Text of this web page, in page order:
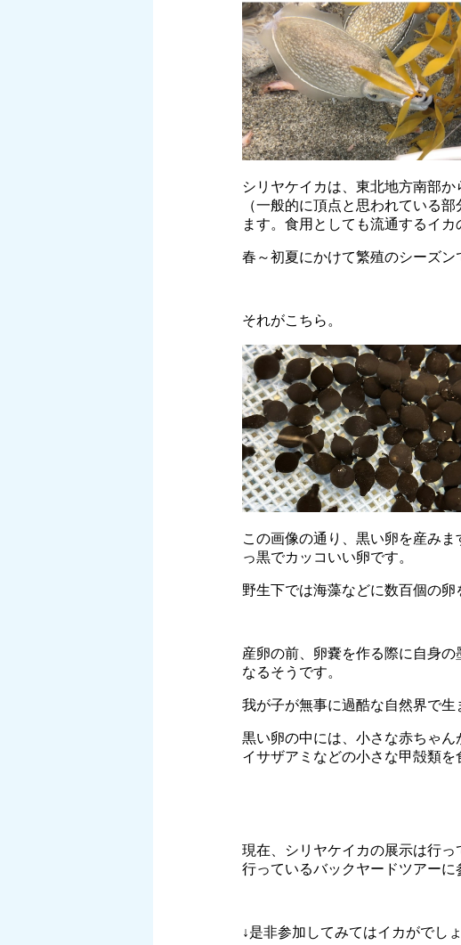
シリヤケイカは、東北地方南部
（一般的に頂点と思われている
ます。食用としても流通するイカ
春～初夏にかけて繁殖のシーズン
それがこちら。
この画像の通り、黒い卵を産み
っ黒でカッコいい卵です。
野生下では海藻などに数百個の
産卵の前、卵嚢を作る際に自身
なるそうです。
我が子が無事に過酷な自然界で生
黒い卵の中には、小さな赤ちゃ
イサザアミなどの小さな甲殻類を
現在、シリヤケイカの展示は行
行っているバックヤードツアー
↓是非参加してみてはイカがでし